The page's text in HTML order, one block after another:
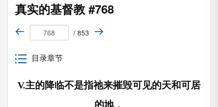
真实的基督教 #768
/ 853
目录章节
V.主的降临不是指祂来摧毁可见的天和可居
的地，